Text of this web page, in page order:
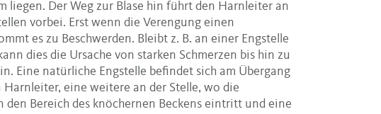
liegen. Der Weg zur Blase hin führt den Harnleiter an
vorbei. Erst wenn die Verengung einen
es zu Beschwerden. Bleibt z. B. an einer Engstelle
dies die Ursache von starken Schmerzen bis hin zu
Eine natürliche Engstelle befindet sich am Übergang
Harnleiter, eine weitere an der Stelle, wo die
den Bereich des knöchernen Beckens eintritt und eine